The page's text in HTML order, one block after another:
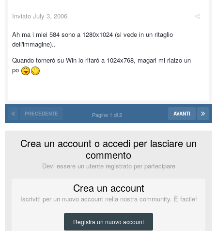
Inviato July 3, 2006
Ah ma i miei 584 sono a 1280x1024 (si vede in un ritaglio
dell'immagine)..
Quando tornerò su Win lo rifarò a 1024x768, magari mi rialzo un
po
PRECEDENTE AVANTI
Pagine 1 di 2
Crea un account o accedi per lasciare un
commento
Devi essere un utente registrato per partecipare
Crea un account
Iscriviti per un nuovo account nella nostra community. È facile!
Registra un nuovo account